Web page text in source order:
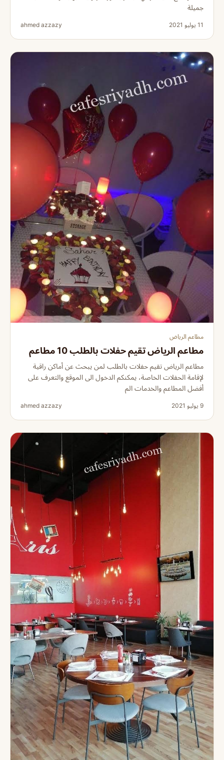
جميلة
11 يوليو 2021 ahmed azzazy
مطاعم الرياض
مطاعم الرياض تقيم حفلات بالطلب 10 مطاعم
مطاعم الرياض تقيم حفلات بالطلب لمن يبحث عن أماكن راقية
لإقامة الحفلات الخاصة، يمكنكم الدخول الى الموقع والتعرف على
أفضل المطاعم والخدمات الم
9 يوليو 2021 ahmed azzazy